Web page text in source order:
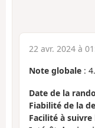
22 avr. 2024 à
Note globale :
Date de la
Fiabilité de la
Facilité à